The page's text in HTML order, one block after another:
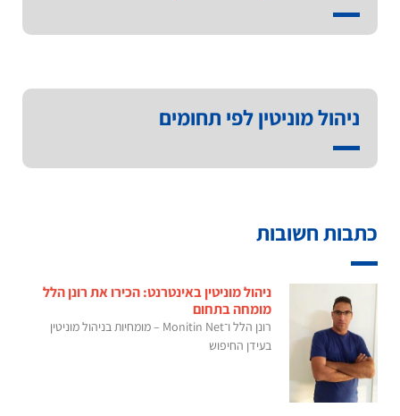
ניהול מוניטין לפי תחומים
כתבות חשובות
ניהול מוניטין באינטרנט: הכירו את רונן הלל
מומחה בתחום
רונן הלל ו־Monitin Net – מומחיות בניהול מוניטין
בעידן החיפוש